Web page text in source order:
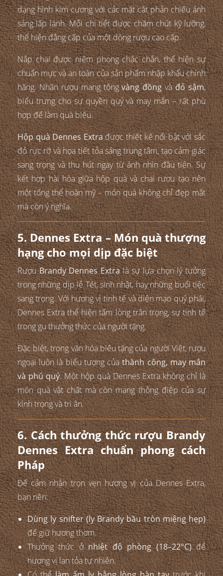
dạng hình kim cương với các mặt cắt phản chiếu ánh
sáng lấp lánh. Mỗi chi tiết được chăm chút kỹ lưỡng,
thể hiện đẳng cấp của một dòng rượu cao cấp.
Nắp chai được niêm phong chắc chắn, thể hiện sự
chuẩn mực và an toàn của sản phẩm nhập khẩu chính
hãng. Nhãn rượu mang tôngvàng đồngvàđỏ sậm,
biểu trưng cho sự quyền quý và may mắn – rất phù
hợp để làm quà biếu.
Hộp quà Dennes Extrađược thiết kế nổi bật với sắc
đỏ rực rỡ và họa tiết tỏa sáng trung tâm, tạo cảm giác
sang trọng và thu hút ngay từ ánh nhìn đầu tiên. Sự
kết hợp hài hòa giữa hộp quà và chai rượu tạo nên
một tổng thể hoàn mỹ – món quà không chỉ đẹp mắt
mà còn ý nghĩa.
5. Dennes Extra – Món quà thượng
hạng cho mọi dịp đặc biệt
RượuBrandy Dennes Extralà sự lựa chọn lý tưởng
trong những dịp lễ Tết, sinh nhật, hay những buổi tiệc
sang trọng. Với hương vị tinh tế và diện mạo quý phái,
Dennes Extra thể hiện tấm lòng trân trọng, sự tinh tế
trong gu thưởng thức của người tặng.
Đặc biệt, trong văn hóa biếu tặng của người Việt, rượu
ngoại luôn là biểu tượng củathành công, may mắn
và phú quý. Một hộp quà Dennes Extra không chỉ là
món quà vật chất mà còn mang thông điệp của sự
kính trọng và tri ân.
6. Cách thưởng thức rượu Brandy
Dennes Extra chuẩn phong cách
Pháp
Để cảm nhận trọn vẹn hương vị của Dennes Extra,
bạn nên:
Dùng ly snifter (ly Brandy bầu tròn miệng hẹp)
để giữ hương thơm.
Thưởng thức ởnhiệt độ phòng (18–22°C)để
hương vị lan tỏa tự nhiên.